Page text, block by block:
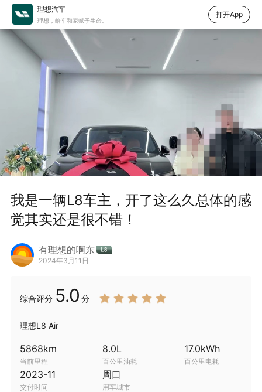
我是一辆L8车主，开了这么久总体的感
觉其实还是很不错！
有理想的啊东
2024年3月11日
综合评分 5.0 分
理想L8 Air
5868km
当前里程
8.0L
百公里油耗
17.0kWh
百公里电耗
2023-11
交付时间
周口
用车城市
理想汽车
理想，给车和家赋予生命。
打开App